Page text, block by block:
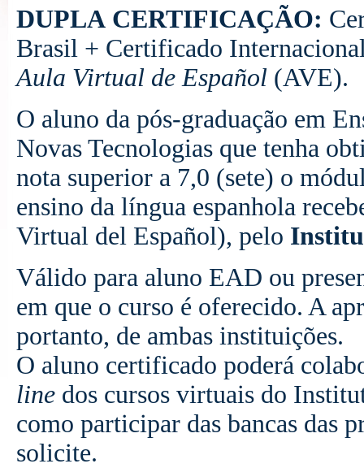
DUPLA CERTIFICAÇÃO:
Brasil + Certificado
Aula Virtual de Español(AVE).
O aluno da pós-graduação em
Novas Tecnologias que tenha
nota superior a 7,0 (sete) o
ensino da língua espanhola
Virtual del Español), pelo
Válido para aluno EAD ou
em que o curso é oferecido. A
portanto, de ambas instituições.
O aluno certificado poderá
linedos cursos virtuais do
como participar das bancas das
solicite.